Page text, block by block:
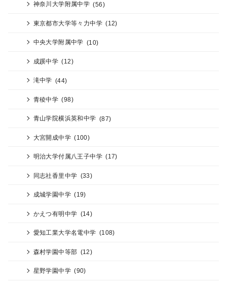
神奈川大学附属中学 (56)
東京都市大学等々力中学 (12)
中央大学附属中学 (10)
成蹊中学 (12)
滝中学 (44)
青稜中学 (98)
青山学院横浜英和中学 (87)
大宮開成中学 (100)
明治大学付属八王子中学 (17)
同志社香里中学 (33)
成城学園中学 (19)
かえつ有明中学 (14)
愛知工業大学名電中学 (108)
森村学園中等部 (12)
星野学園中学 (90)